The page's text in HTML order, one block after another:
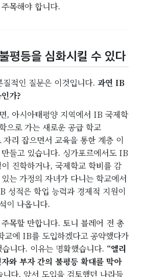
목해야 합니다.
평등을 심화시킬 수 있다
적인 질문은 이것입니다. 과연 IB
가?
, 아시아태평양 지역에서 IB 국제학
으로 가는 새로운 공급 학교
리 잡으면서 교육을 통한 계층 이
들고 있습니다. 싱가포르에서도 IB
진학하거나, 국제학교 학비를 감
는 가정의 자녀가 다니는 학교에서
성적은 학업 능력과 경제적 지원이
이 나옵니다.
목할 만합니다. 토니 블레어 전 총
교에 IB를 도입하겠다고 공약했다가
니다. 이유는 명확했습니다. “엘리
와 부자 간의 불평등 확대를 막아
니다. 앞서 도입을 검토했던 나라들